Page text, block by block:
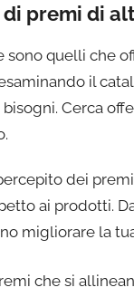
premi di
sono quelli che
il
Cerca
dei
ai prodotti.
migliorare la
che si